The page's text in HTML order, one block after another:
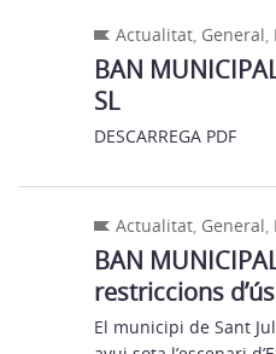
Actualitat, General,
BAN
SL
DESCARREGA PDF
Actualitat, General,
BAN
restriccions
El municipi de Sant